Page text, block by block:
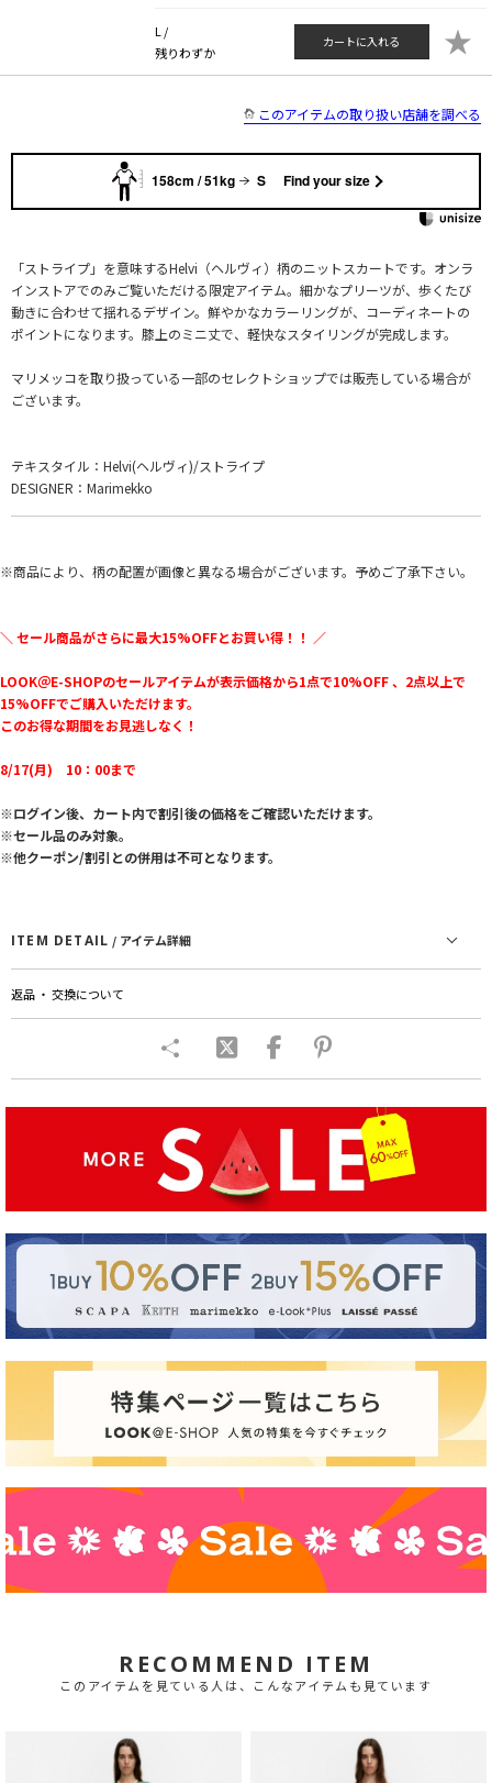
L /
残りわずか
カートに入れる ★
このアイテムの取り扱い店舗を調べる
158cm / 51kg S Find your size
「ストライプ」を意味するHelvi（ヘルヴィ）柄のニットスカートです。オンラ
インストアでのみご覧いただける限定アイテム。細かなプリーツが、歩くたび
動きに合わせて揺れるデザイン。鮮やかなカラーリングが、コーディネートの
ポイントになります。膝上のミニ丈で、軽快なスタイリングが完成します。
マリメッコを取り扱っている一部のセレクトショップでは販売している場合が
ございます。
テキスタイル：Helvi(ヘルヴィ)/ストライプ
DESIGNER：Marimekko
※商品により、柄の配置が画像と異なる場合がございます。予めご了承下さい。
＼ セール商品がさらに最大15%OFFとお買い得！！ ／
LOOK＠E-SHOPのセールアイテムが表示価格から1点で10%OFF 、2点以上で
15%OFFでご購入いただけます。
このお得な期間をお見逃しなく！
8/17(月) 10：00まで
※ログイン後、カート内で割引後の価格をご確認いただけます。
※セール品のみ対象。
※他クーポン/割引との併用は不可となります。
ITEM DETAIL / アイテム詳細
返品 ・ 交換について
RECOMMEND ITEM
このアイテムを見ている人は、こんなアイテムも見ています